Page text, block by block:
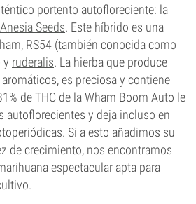
portento autofloreciente: la
Anesia Seeds. Este híbrido es una
RS54 (también conocida como
y ruderalis. La hierba que produce
es preciosa y contiene
de THC de la Wham Boom Auto le
autoflorecientes y deja incluso en
Si a esto añadimos su
de crecimiento, nos encontramos
espectacular apta para